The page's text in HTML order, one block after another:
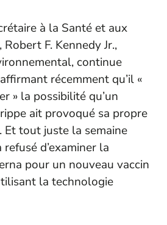
à la Santé et aux
F. Kennedy Jr.,
continue
récemment qu’il «
» la possibilité qu’un
ait provoqué sa propre
Et tout juste la semaine
d’examiner la
pour un nouveau vaccin
la technologie